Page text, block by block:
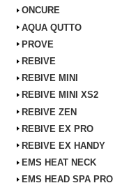
ONCURE
AQUA QUTTO
PROVE
REBIVE
REBIVE MINI
REBIVE MINI XS2
REBIVE ZEN
REBIVE EX PRO
REBIVE EX HANDY
EMS HEAT NECK
EMS HEAD SPA PRO